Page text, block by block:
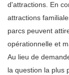
d'attractions. En
attractions
parcs peuvent
opérationnelle et
Au lieu de
la question la plus